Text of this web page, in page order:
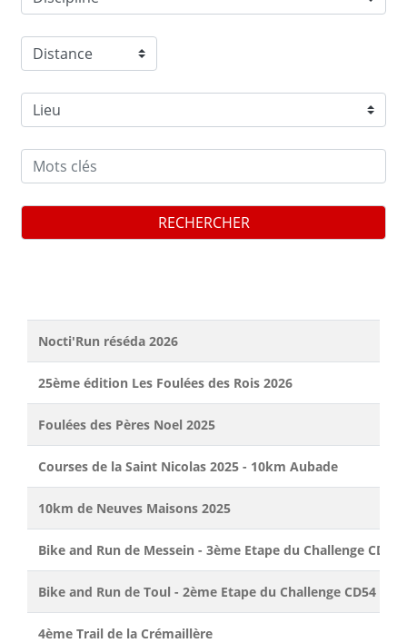
RECHERCHER
Nocti'Run réséda 2026
25ème édition Les Foulées des Rois 2026
Foulées des Pères Noel 2025
Courses de la Saint Nicolas 2025 - 10km Aubade
10km de Neuves Maisons 2025
Bike and Run de Messein - 3ème Etape du Challenge CD54
Bike and Run de Toul - 2ème Etape du Challenge CD54
4ème Trail de la Crémaillère